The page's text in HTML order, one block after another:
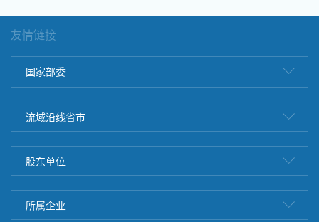
友情链接
国家部委
流域沿线省市
股东单位
所属企业